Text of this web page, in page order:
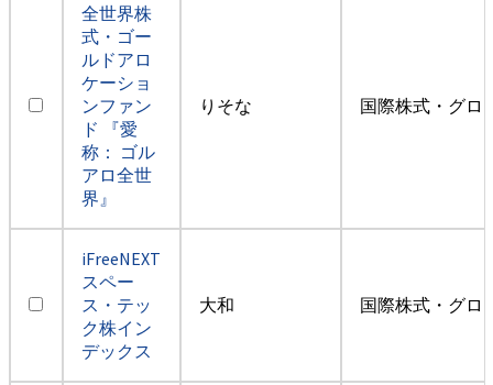
全世界株
式・ゴー
ルドアロ
ケーショ
ンファン
ド 『愛
称： ゴル
アロ全世
界』
りそな 国際株式・グロ
iFreeNEXT
スペー
ス・テッ
ク株イン
デックス
大和 国際株式・グロ